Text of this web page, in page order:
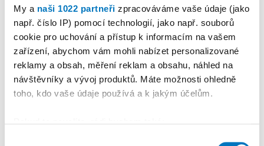
My a naši 1022 partneři zpracováváme vaše údaje (jako
např. číslo IP) pomocí technologií, jako např. souborů
cookie pro uchování a přístup k informacím na vašem
zařízení, abychom vám mohli nabízet personalizované
reklamy a obsah, měření reklam a obsahu, náhled na
návštěvníky a vývoj produktů. Máte možnosti ohledně
toho, kdo vaše údaje používá a k jakým účelům.
3
MARTINA DĚDKOVÁ
CHROMÁ
20. 07.
2026
Publicistika•Sestry chybí.
Nemocnice bijí na poplach
4
MARTINA DĚDKOVÁ